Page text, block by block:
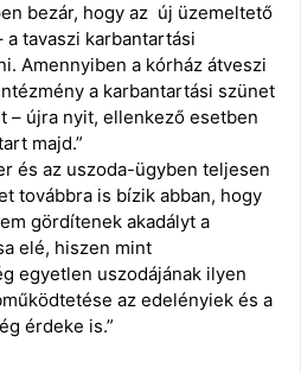
bezár, hogy az új üzemeltető
tavaszi karbantartási
Amennyiben a kórház átveszi
a karbantartási szünet
– újra nyit, ellenkező esetben
majd.”
és az uszoda-ügyben teljesen
továbbra is bízik abban, hogy
gördítenek akadályt a
elé, hiszen mint
egyetlen uszodájának ilyen
az edelényiek és a
érdeke is.”